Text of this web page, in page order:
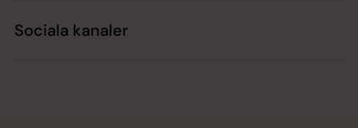
Sociala kanaler